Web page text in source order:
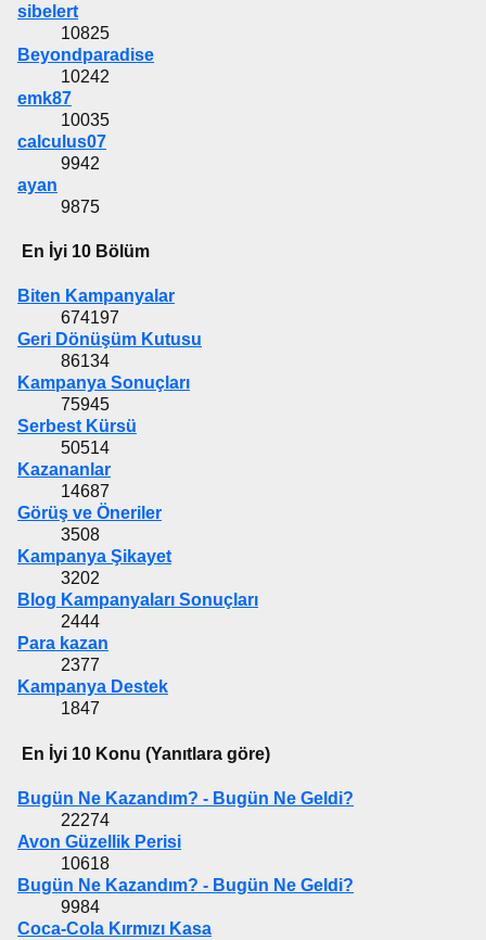
sibelert
10825
Beyondparadise
10242
emk87
10035
calculus07
9942
ayan
9875
En İyi 10 Bölüm
Biten Kampanyalar
674197
Geri Dönüşüm Kutusu
86134
Kampanya Sonuçları
75945
Serbest Kürsü
50514
Kazananlar
14687
Görüş ve Öneriler
3508
Kampanya Şikayet
3202
Blog Kampanyaları Sonuçları
2444
Para kazan
2377
Kampanya Destek
1847
En İyi 10 Konu (Yanıtlara göre)
Bugün Ne Kazandım? - Bugün Ne Geldi?
22274
Avon Güzellik Perisi
10618
Bugün Ne Kazandım? - Bugün Ne Geldi?
9984
Coca-Cola Kırmızı Kasa